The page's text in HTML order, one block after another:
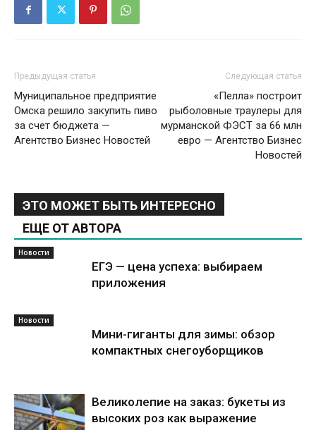
Предыдущая статья
Муниципальное предприятие
Омска решило закупить пиво
за счет бюджета —
Агентство Бизнес Новостей
Следующая статья
«Пелла» построит
рыболовные траулеры для
мурманской ФЭСТ за 66 млн
евро — Агентство Бизнес
Новостей
ЭТО МОЖЕТ БЫТЬ ИНТЕРЕСНО
ЕЩЕ ОТ АВТОРА
Новости
ЕГЭ — цена успеха: выбираем
приложения
Новости
Мини-гиганты для зимы: обзор
компактных снегоуборщиков
Великолепие на заказ: букеты из
высоких роз как выражение